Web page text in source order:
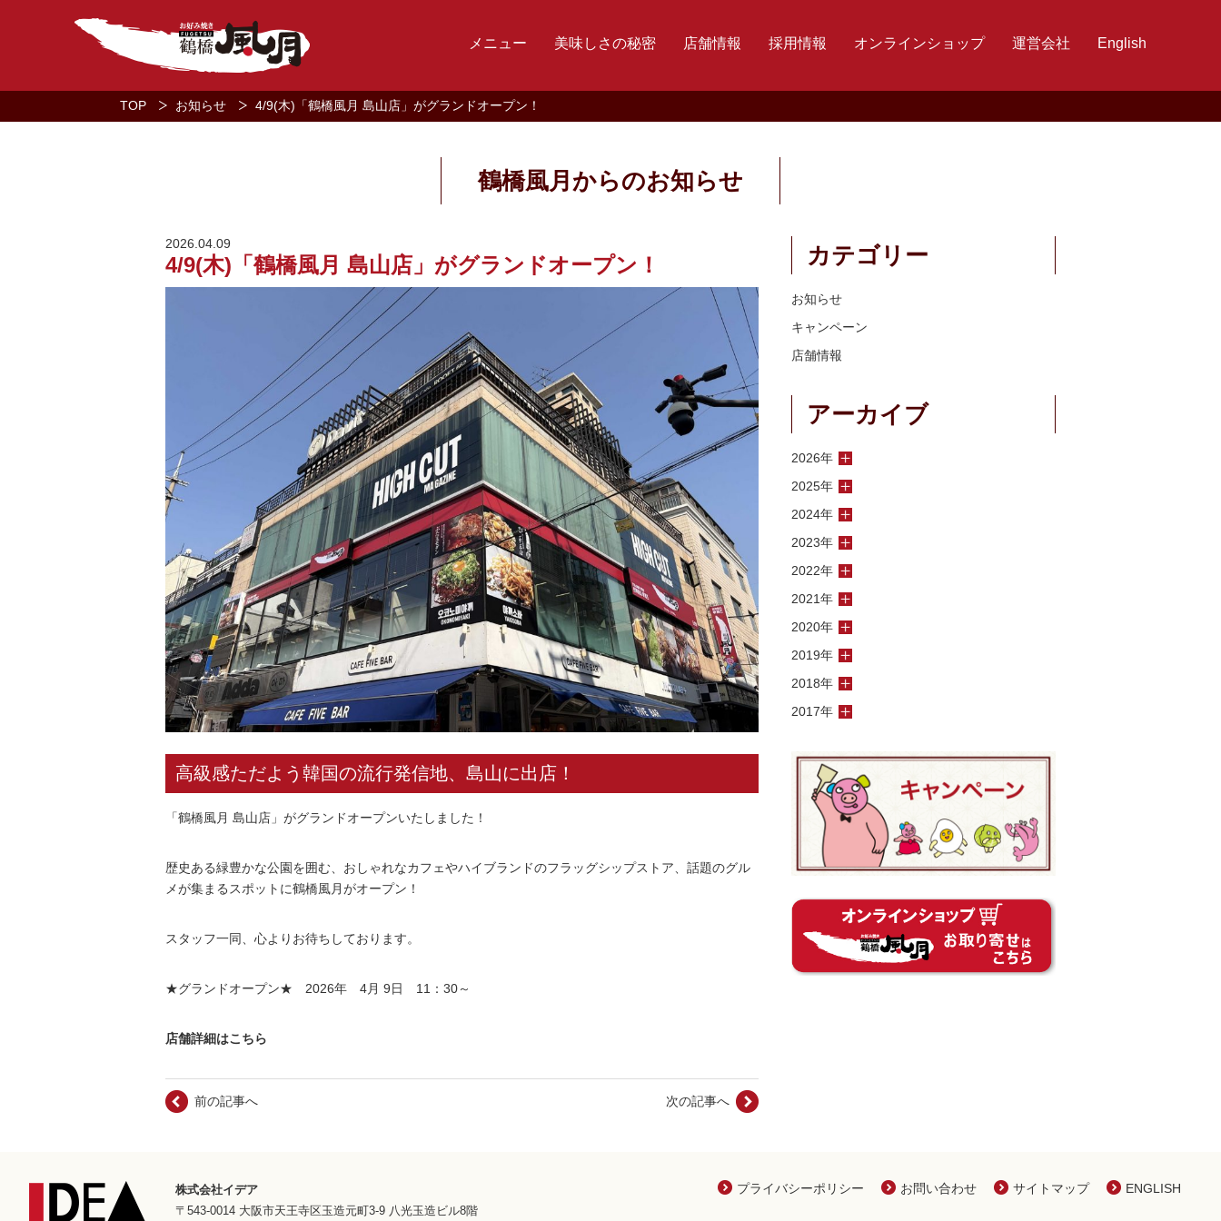
メニュー 美味しさの秘密 店舗情報 採用情報 オンラインショップ 運営会社 English
TOP お知らせ 4/9(木)「鶴橋風月 島山店」がグランドオープン！
鶴橋風月からのお知らせ
2026.04.09
4/9(木)「鶴橋風月 島山店」がグランドオープン！
高級感ただよう韓国の流行発信地、島山に出店！
「鶴橋風月 島山店」がグランドオープンいたしました！
歴史ある緑豊かな公園を囲む、おしゃれなカフェやハイブランドのフラッグシップストア、話題のグル
メが集まるスポットに鶴橋風月がオープン！
スタッフ一同、心よりお待ちしております。
★グランドオープン★ 2026年 4月 9日 11：30～
店舗詳細はこちら
前の記事へ 次の記事へ
カテゴリー
お知らせ
キャンペーン
店舗情報
アーカイブ
2026年
2025年
2024年
2023年
2022年
2021年
2020年
2019年
2018年
2017年
プライバシーポリシー お問い合わせ サイトマップ ENGLISH
株式会社イデア
〒543-0014 大阪市天王寺区玉造元町3-9 八光玉造ビル8階